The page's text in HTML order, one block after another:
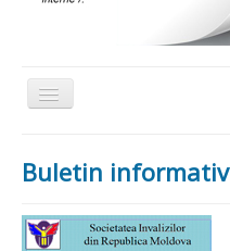
Comută
navigarea
Despre noi
Activitati
Buletin informativ